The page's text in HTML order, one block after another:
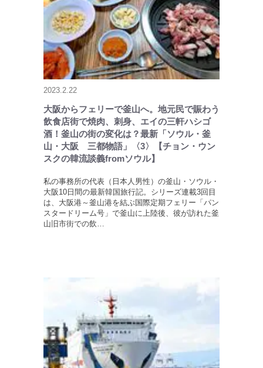
2023.2.22
大阪からフェリーで釜山へ。地元民で賑わう
飲食店街で焼肉、刺身、エイの三軒ハシゴ
酒！釜山の街の変化は？最新「ソウル・釜
山・大阪 三都物語」〈3〉【チョン・ウン
スクの韓流談義fromソウル】
私の事務所の代表（日本人男性）の釜山・ソウル・
大阪10日間の最新韓国旅行記。シリーズ連載3回目
は、大阪港～釜山港を結ぶ国際定期フェリー「パン
スタードリーム号」で釜山に上陸後、彼が訪れた釜
山旧市街での飲…